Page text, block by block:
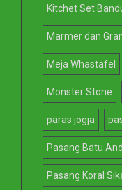
Kitchet Set
Marmer dan
Meja Whastafel
Monster Stone
paras jogja
Pasang Batu
Pasang Koral